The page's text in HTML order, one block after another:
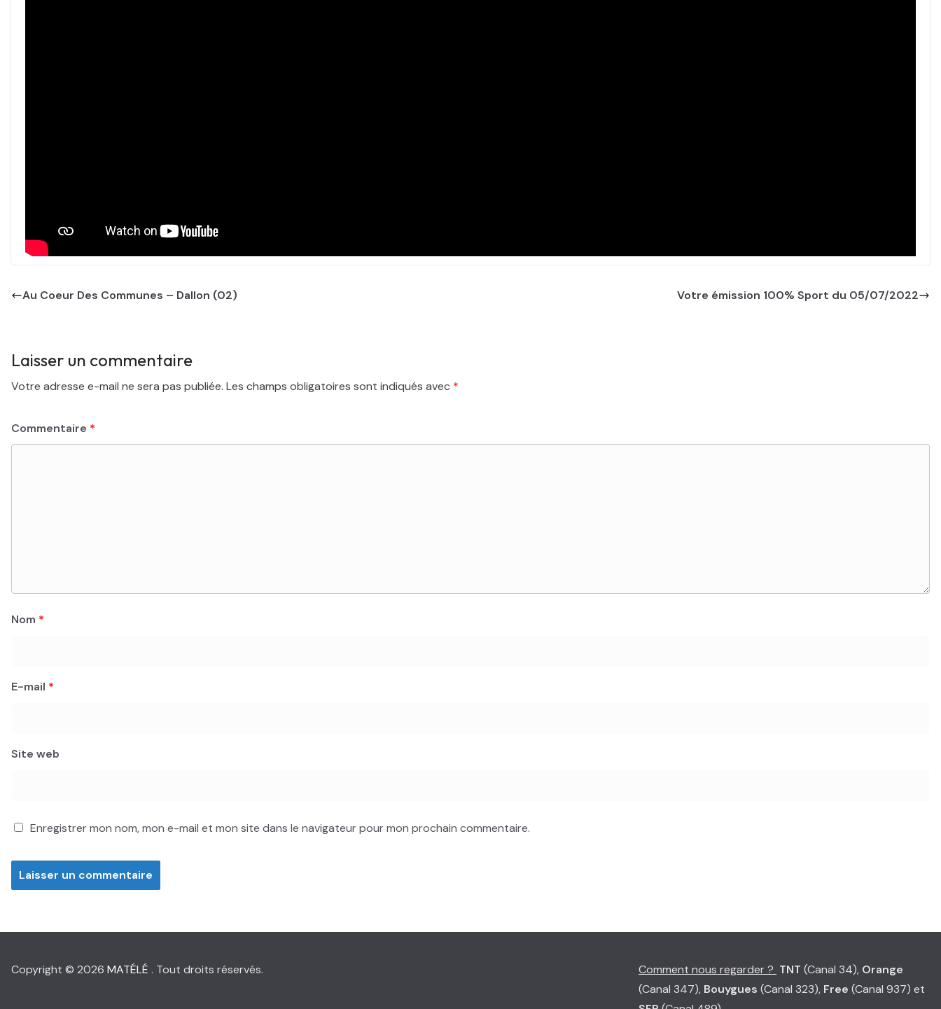
Au Coeur Des Communes – Dallon (02) Votre émission 100% Sport du 05/07/2022
Laisser un commentaire
Votre adresse e-mail ne sera pas publiée. Les champs obligatoires sont indiqués avec *
Commentaire *
Nom *
E-mail *
Site web
Enregistrer mon nom, mon e-mail et mon site dans le navigateur pour mon prochain commentaire.
Copyright © 2026 MATÉLÉ . Tout droits réservés. Comment nous regarder ? TNT (Canal 34), Orange
(Canal 347), Bouygues (Canal 323), Free (Canal 937) et